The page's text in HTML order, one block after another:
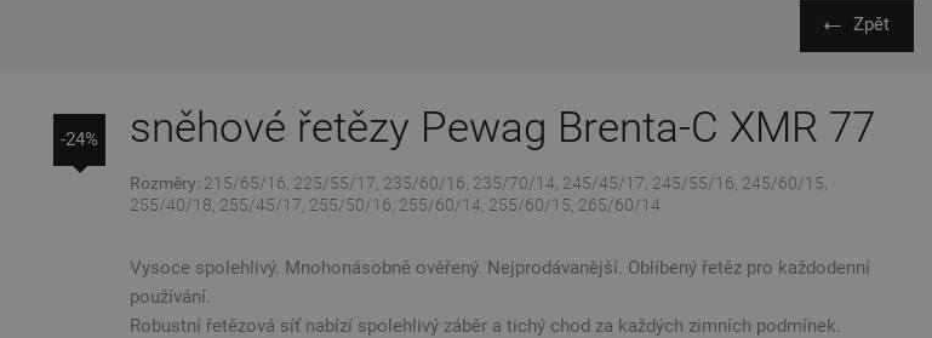
Zpět
sněhové řetězy Pewag Brenta-C XMR 77
Rozměry: 215/65/16, 225/55/17, 235/60/16, 235/70/14, 245/45/17, 245/55/16, 245/60/15,
255/40/18, 255/45/17, 255/50/16, 255/60/14, 255/60/15, 265/60/14
Vysoce spolehlivý. Mnohonásobně ověřený. Nejprodávanější. Oblíbený řetěz pro každodenní
používání.
Robustní řetězová síť nabízí spolehlivý záběr a tichý chod za každých zimních podmínek.
-24%